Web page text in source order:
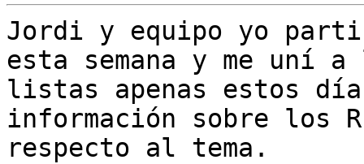
Jordi y equipo yo
esta semana y me uní a
listas apenas estos
información sobre los
respecto al tema.